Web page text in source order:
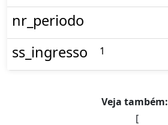
nr_periodo
ss_ingresso
1
Veja também:
[